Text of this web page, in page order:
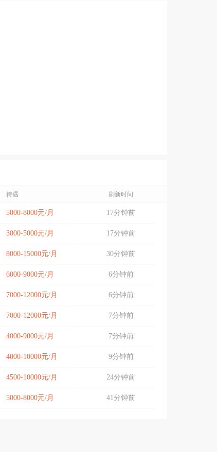
待遇 刷新时间
5000-8000元/月 17分钟前
3000-5000元/月 17分钟前
8000-15000元/月 30分钟前
6000-9000元/月 6分钟前
7000-12000元/月 6分钟前
7000-12000元/月 7分钟前
4000-9000元/月 7分钟前
4000-10000元/月 9分钟前
4500-10000元/月 24分钟前
5000-8000元/月 41分钟前